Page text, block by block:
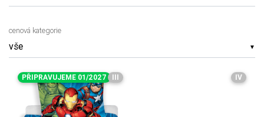
▼
cenová kategorie
PŘIPRAVUJEME 01/2027 III IV